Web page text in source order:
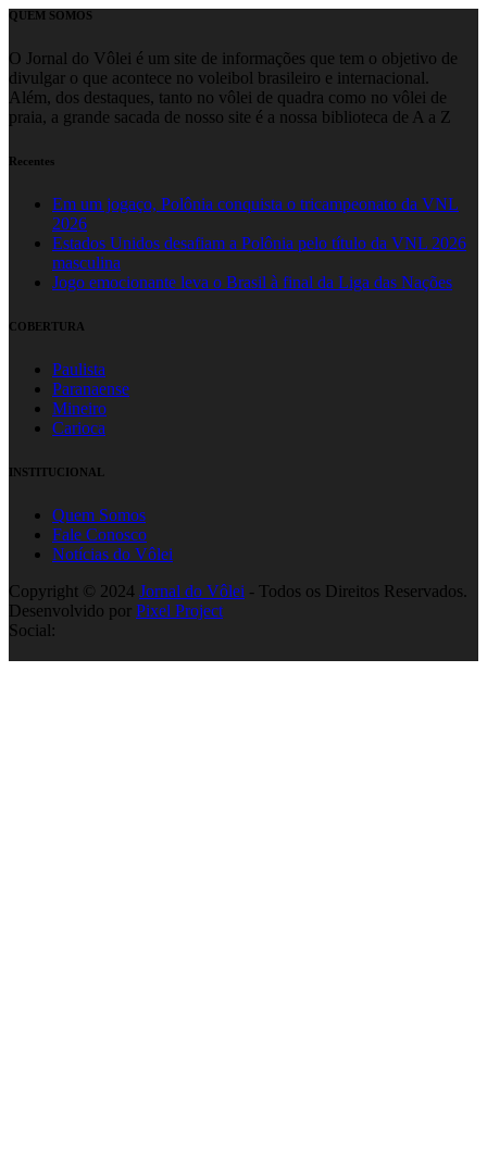
QUEM SOMOS
O Jornal do Vôlei é um site de informações que tem o objetivo de
divulgar o que acontece no voleibol brasileiro e internacional.
Além, dos destaques, tanto no vôlei de quadra como no vôlei de
praia, a grande sacada de nosso site é a nossa biblioteca de A a Z
Recentes
Em um jogaço, Polônia conquista o tricampeonato da VNL
2026
Estados Unidos desafiam a Polônia pelo título da VNL 2026
masculina
Jogo emocionante leva o Brasil à final da Liga das Nações
COBERTURA
Paulista
Paranaense
Mineiro
Carioca
INSTITUCIONAL
Quem Somos
Fale Conosco
Notícias do Vôlei
Copyright © 2024 Jornal do Vôlei - Todos os Direitos Reservados.
Desenvolvido por Pixel Project
Social: